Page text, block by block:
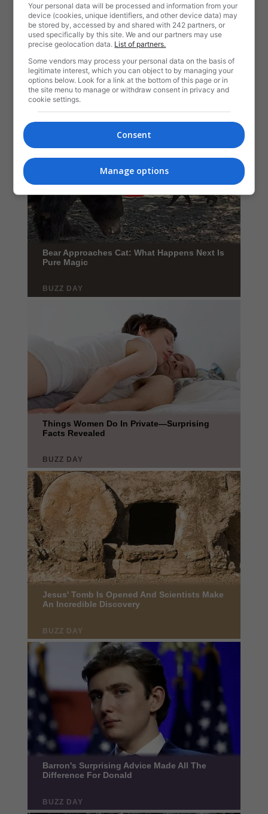
Your personal data will be processed and information from your
device (cookies, unique identifiers, and other device data) may
be stored by, accessed by and shared with 242 partners, or
used specifically by this site. We and our partners may use
precise geolocation data. List of partners.
Some vendors may process your personal data on the basis of
legitimate interest, which you can object to by managing your
options below. Look for a link at the bottom of this page or in
the site menu to manage or withdraw consent in privacy and
cookie settings.
Consent
Manage options